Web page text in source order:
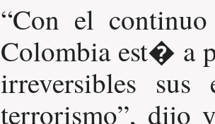
Con el
Colombia est� a
irreversibles sus
terrorismo , dijo